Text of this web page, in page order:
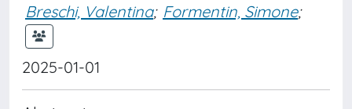
Breschi, Valentina; Formentin, Simone;
2025-01-01